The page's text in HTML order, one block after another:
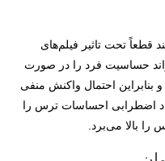
قطعاً تحت تاثیر فیلم‌های
حساسیت فرد را در صورت
بنابراین احتمال واکنش منفی
اضطرابی احساسات ترس را
را بالا می‌برد.